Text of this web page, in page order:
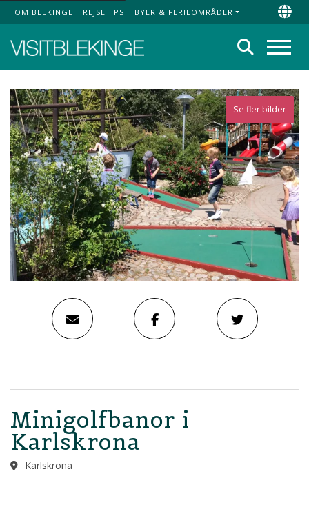
Top Menu
OM BLEKINGE REJSETIPS BYER & FERIEOMRÅDER
Søg
Se fler bilder
Minigolfbanor i
Karlskrona
Karlskrona